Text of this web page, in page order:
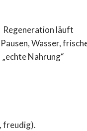
Regeneration läuft
Wasser,
Nahrung“
freudig).